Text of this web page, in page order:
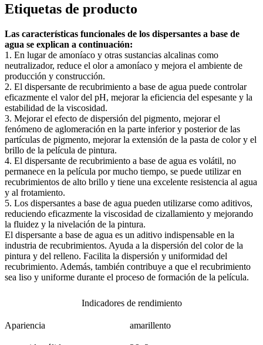
Etiquetas de producto
Las características funcionales de los dispersantes a base de
agua se explican a continuación:
1. En lugar de amoníaco y otras sustancias alcalinas como
neutralizador, reduce el olor a amoníaco y mejora el ambiente de
producción y construcción.
2. El dispersante de recubrimiento a base de agua puede controlar
eficazmente el valor del pH, mejorar la eficiencia del espesante y la
estabilidad de la viscosidad.
3. Mejorar el efecto de dispersión del pigmento, mejorar el
fenómeno de aglomeración en la parte inferior y posterior de las
partículas de pigmento, mejorar la extensión de la pasta de color y el
brillo de la película de pintura.
4. El dispersante de recubrimiento a base de agua es volátil, no
permanece en la película por mucho tiempo, se puede utilizar en
recubrimientos de alto brillo y tiene una excelente resistencia al agua
y al frotamiento.
5. Los dispersantes a base de agua pueden utilizarse como aditivos,
reduciendo eficazmente la viscosidad de cizallamiento y mejorando
la fluidez y la nivelación de la pintura.
El dispersante a base de agua es un aditivo indispensable en la
industria de recubrimientos. Ayuda a la dispersión del color de la
pintura y del relleno. Facilita la dispersión y uniformidad del
recubrimiento. Además, también contribuye a que el recubrimiento
sea liso y uniforme durante el proceso de formación de la película.
Indicadores de rendimiento
Apariencia amarillento